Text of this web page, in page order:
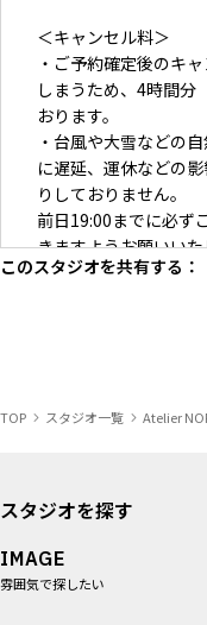
＜キャンセル料＞
・ご予約確定後のキ
しまうため、4時間分
おります。
・台風や大雪などの
に遅延、運休などの
りしておりません。
前日19:00までに必ず
きますようお願いい
破損があった場合は修
大型車での搬入があ
床を傷つける恐れの
ください
撮影以外でのアルコ
このスタジオを共有する ：
TOP スタジオ一覧 Atelier
スタジオを探す
IMAGE
雰囲気で探したい